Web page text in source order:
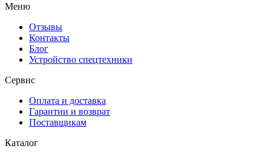
Меню
Отзывы
Контакты
Блог
Устройство спецтехники
Сервис
Оплата и доставка
Гарантии и возврат
Поставщикам
Каталог